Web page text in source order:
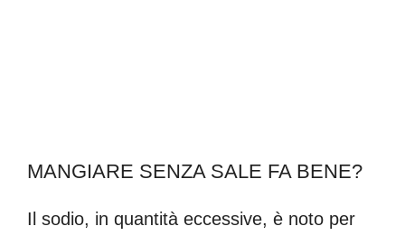
MANGIARE SENZA SALE FA BENE?
Il sodio, in quantità eccessive, è noto per